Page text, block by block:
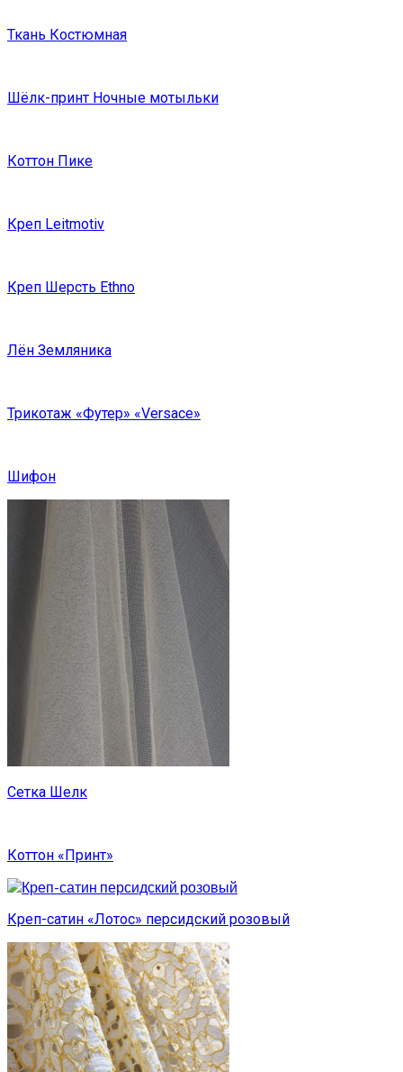
Ткань Костюмная
Шёлк-принт Ночные мотыльки
Коттон Пике
Креп Leitmotiv
Креп Шерсть Ethno
Лён Земляника
Трикотаж «Футер» «Versace»
Шифон
Сетка Шелк
Коттон «Принт»
Креп-сатин «Лотос» персидский розовый